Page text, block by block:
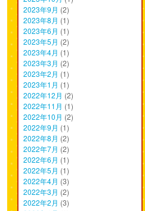
2023年9月 (2)
2023年8月 (1)
2023年6月 (1)
2023年5月 (2)
2023年4月 (1)
2023年3月 (2)
2023年2月 (1)
2023年1月 (1)
2022年12月 (2)
2022年11月 (1)
2022年10月 (2)
2022年9月 (1)
2022年8月 (2)
2022年7月 (2)
2022年6月 (1)
2022年5月 (1)
2022年4月 (3)
2022年3月 (2)
2022年2月 (3)